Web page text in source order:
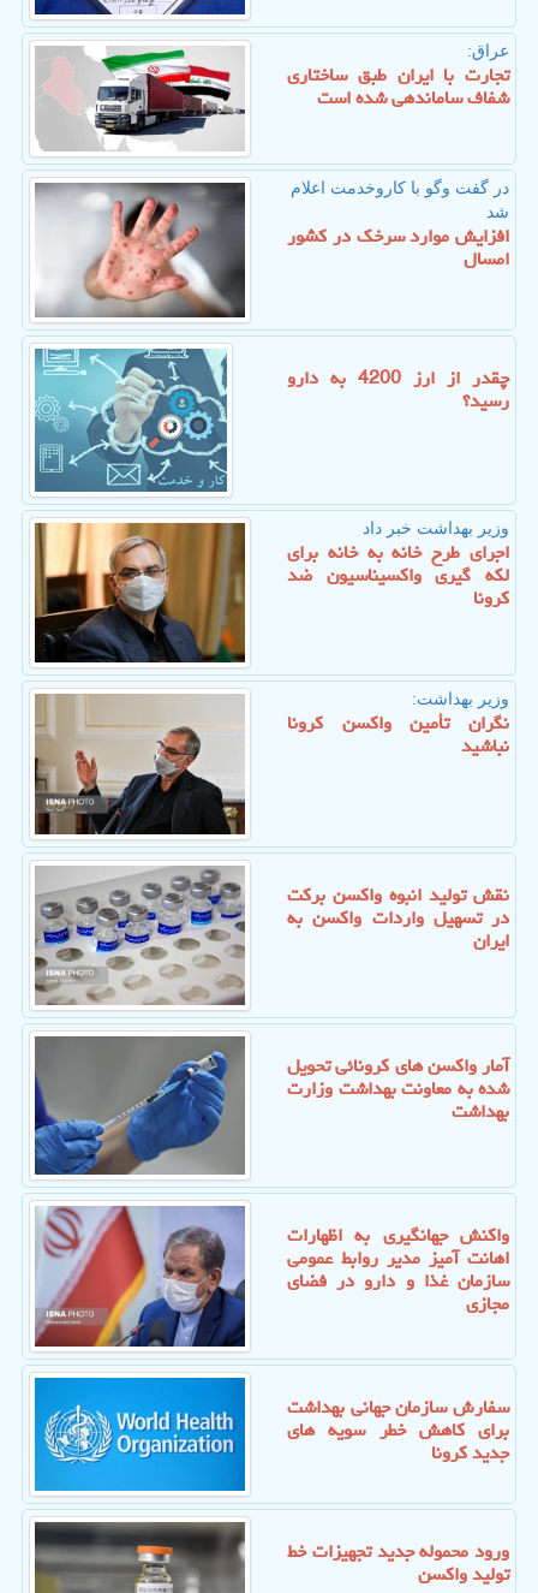
عراق:
تجارت با ایران طبق ساختاری
شفاف ساماندهی شده است
در گفت وگو با كاروخدمت اعلام
شد
افزایش موارد سرخک در کشور
امسال
چقدر از ارز 4200 به دارو
رسید؟
وزیر بهداشت خبر داد
اجرای طرح خانه به خانه برای
لکه گیری واکسیناسیون ضد
کرونا
وزیر بهداشت:
نگران تأمین واکسن کرونا
نباشید
نقش تولید انبوه واکسن برکت
در تسهیل واردات واکسن به
ایران
آمار واکسن های کرونائی تحویل
شده به معاونت بهداشت وزارت
بهداشت
واكنش جهانگیری به اظهارات
اهانت آمیز مدیر روابط عمومی
سازمان غذا و دارو در فضای
مجازی
سفارش سازمان جهانی بهداشت
برای كاهش خطر سویه های
جدید كرونا
ورود محموله جدید تجهیزات خط
تولید واكسن